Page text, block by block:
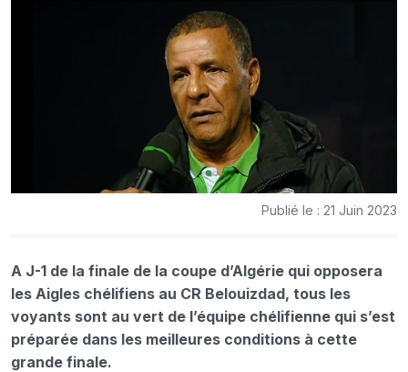
Publié le : 21 Juin 2023
A J-1 de la finale de la coupe d’Algérie qui opposera
les Aigles chélifiens au CR Belouizdad, tous les
voyants sont au vert de l’équipe chélifienne qui s’est
préparée dans les meilleures conditions à cette
grande finale.